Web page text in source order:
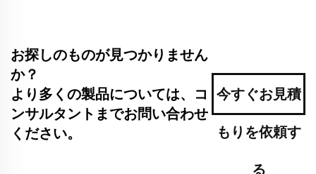
お探しのものが見つかりません
か？
より多くの製品については、コ
ンサルタントまでお問い合わせ
ください。
今すぐお見積
もりを依頼す
る